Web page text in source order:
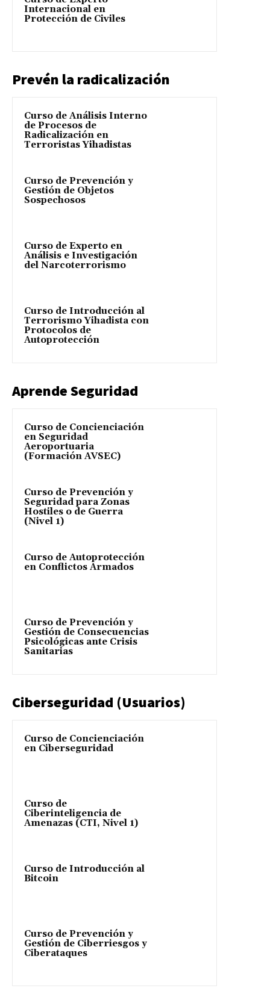
Internacional en
Protección de Civiles
Prevén la radicalización
Curso de Análisis Interno
de Procesos de
Radicalización en
Terroristas Yihadistas
Curso de Prevención y
Gestión de Objetos
Sospechosos
Curso de Experto en
Análisis e Investigación
del Narcoterrorismo
Curso de Introducción al
Terrorismo Yihadista con
Protocolos de
Autoprotección
Aprende Seguridad
Curso de Concienciación
en Seguridad
Aeroportuaria
(Formación AVSEC)
Curso de Prevención y
Seguridad para Zonas
Hostiles o de Guerra
(Nivel 1)
Curso de Autoprotección
en Conflictos Armados
Curso de Prevención y
Gestión de Consecuencias
Psicológicas ante Crisis
Sanitarias
Ciberseguridad (Usuarios)
Curso de Concienciación
en Ciberseguridad
Curso de
Ciberinteligencia de
Amenazas (CTI, Nivel 1)
Curso de Introducción al
Bitcoin
Curso de Prevención y
Gestión de Ciberriesgos y
Ciberataques